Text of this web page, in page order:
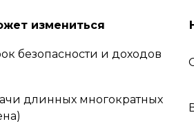
измениться
безопасности и доходов
длинных многократных